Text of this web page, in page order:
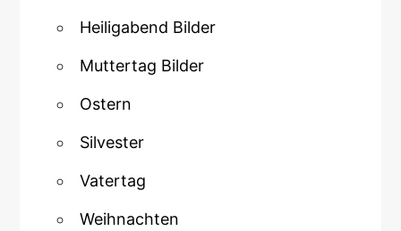
Heiligabend Bilder
Muttertag Bilder
Ostern
Silvester
Vatertag
Weihnachten